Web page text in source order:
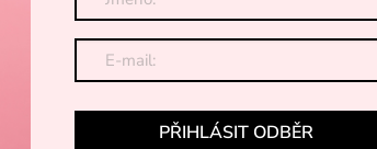
PŘIHLÁSIT ODBĚR